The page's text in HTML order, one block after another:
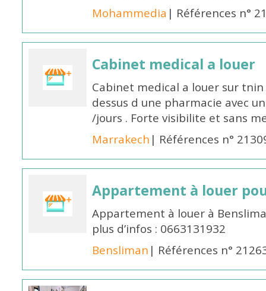
Mohammedia | Références n°
Cabinet medical a louer
Cabinet medical a louer sur
dessus d une pharmacie avec
/jours . Forte visibilite et sans
Marrakech | Références n°
Appartement à louer
Appartement à louer à
plus d’infos : 0663131932
Bensliman | Références n°